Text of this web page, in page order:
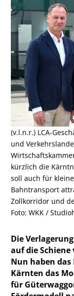
(v.l.n.r.) LCA-
und
kürzlich die
soll auch für
Bahntransport
Zollkorridor und
Foto: WKK /
Die
auf die
Nun haben
Kärnten das
für